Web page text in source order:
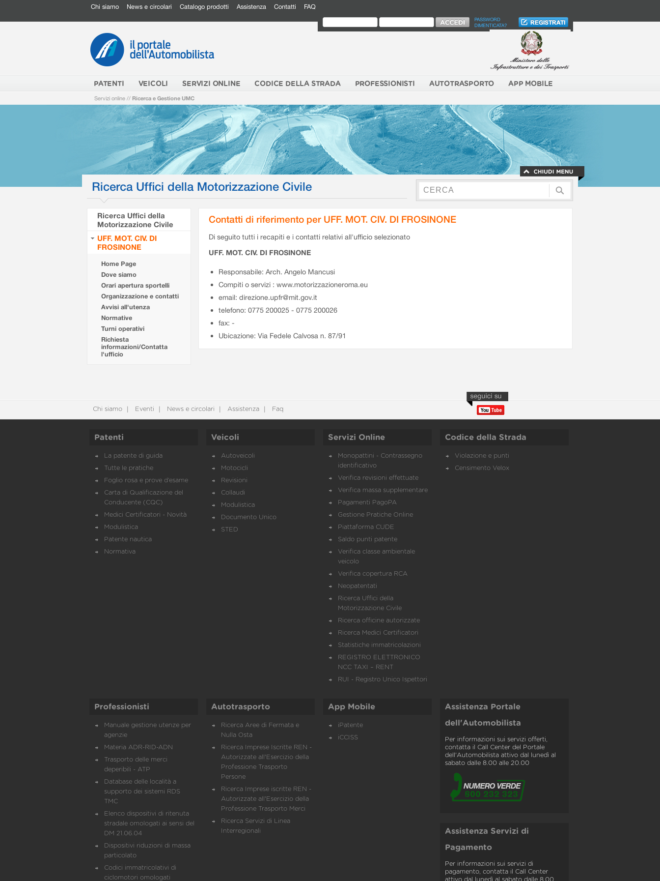
Chi siamo News e circolari Catalogo prodotti Assistenza Contatti FAQ
PASSWORD
DIMENTICATA?
PATENTI VEICOLI SERVIZI ONLINE CODICE DELLA STRADA PROFESSIONISTI AUTOTRASPORTO APP MOBILE
Servizi online // Ricerca e Gestione UMC
Ricerca Uffici della Motorizzazione Civile
Ricerca Uffici della
Motorizzazione Civile
UFF. MOT. CIV. DI
FROSINONE
Home Page
Dove siamo
Orari apertura sportelli
Organizzazione e contatti
Avvisi all'utenza
Normative
Turni operativi
Richiesta
informazioni/Contatta
l'ufficio
Contatti di riferimento per UFF. MOT. CIV. DI FROSINONE
Di seguito tutti i recapiti e i contatti relativi all'ufficio selezionato
UFF. MOT. CIV. DI FROSINONE
Responsabile: Arch. Angelo Mancusi
Compiti o servizi : www.motorizzazioneroma.eu
email: direzione.upfr@mit.gov.it
telefono: 0775 200025 - 0775 200026
fax: -
Ubicazione: Via Fedele Calvosa n. 87/91
Chi siamo Eventi News e circolari Assistenza Faq
Patenti
La patente di guida
Tutte le pratiche
Foglio rosa e prove d’esame
Carta di Qualificazione del
Conducente (CQC)
Medici Certificatori - Novità
Modulistica
Patente nautica
Normativa
Veicoli
Autoveicoli
Motocicli
Revisioni
Collaudi
Modulistica
Documento Unico
STED
Servizi Online
Monopattini - Contrassegno
identificativo
Verifica revisioni effettuate
Verifica massa supplementare
Pagamenti PagoPA
Gestione Pratiche Online
Piattaforma CUDE
Saldo punti patente
Verifica classe ambientale
veicolo
Verifica copertura RCA
Neopatentati
Ricerca Uffici della
Motorizzazione Civile
Ricerca officine autorizzate
Ricerca Medici Certificatori
Statistiche immatricolazioni
REGISTRO ELETTRONICO
NCC TAXI – RENT
RUI - Registro Unico Ispettori
Codice della Strada
Violazione e punti
Censimento Velox
Professionisti
Manuale gestione utenze per
agenzie
Materia ADR-RID-ADN
Trasporto delle merci
deperibili - ATP
Database delle località a
supporto dei sistemi RDS
TMC
Elenco dispositivi di ritenuta
stradale omologati ai sensi del
DM 21.06.04
Dispositivi riduzioni di massa
particolato
Codici immatricolativi di
ciclomotori omologati
Autotrasporto
Ricerca Aree di Fermata e
Nulla Osta
Ricerca Imprese Iscritte REN -
Autorizzate all'Esercizio della
Professione Trasporto
Persone
Ricerca Imprese iscritte REN -
Autorizzate all'Esercizio della
Professione Trasporto Merci
Ricerca Servizi di Linea
Interregionali
App Mobile
iPatente
iCCISS
Assistenza Portale
dell'Automobilista
Per informazioni sui servizi offerti,
contatta il Call Center del Portale
dell'Automobilista attivo dal lunedì al
sabato dalle 8.00 alle 20.00
Assistenza Servizi di
Pagamento
Per informazioni sui servizi di
pagamento, contatta il Call Center